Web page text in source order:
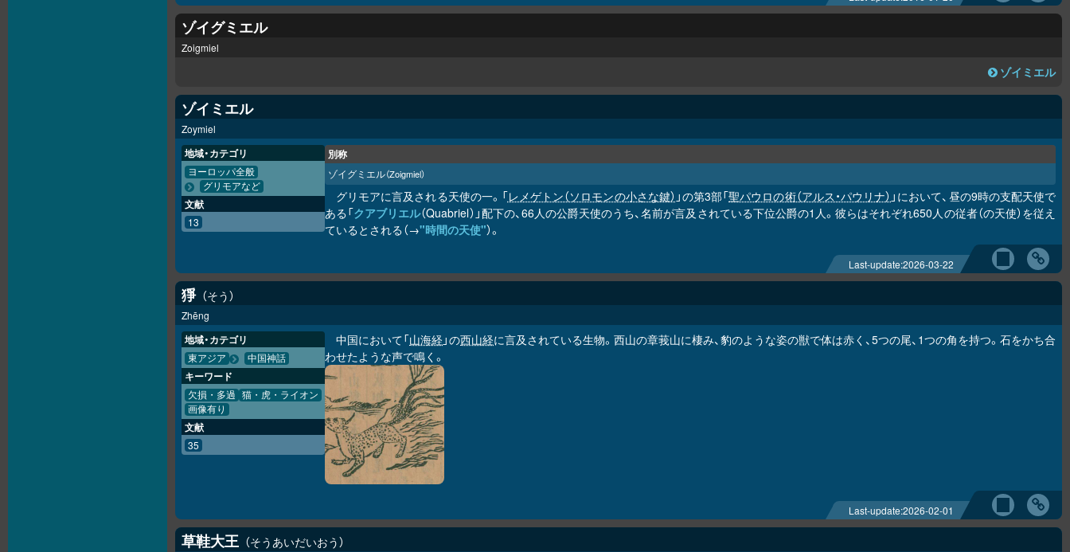
ゾイグミエル
Zoigmiel
ゾイミエル
ゾイミエル
Zoymiel
別称
ゾイグミエル（Zoigmiel）
グリモアに言及される天使の一。「レメゲトン（ソロモンの小さな鍵） 」の第3部「聖パウロの術（アルス・パウリナ） 」において、昼の9時の支配天使で
ある「クアブリエル（Quabriel）」配下の、66人の公爵天使のうち、名前が言及されている下位公爵の1人。彼らはそれぞれ650人の従者（の天使）を従え
ているとされる（→"時間の天使"）。
地域・カテゴリ
ヨーロッパ全般
グリモアなど
文献
13
Last-update:2026-03-22
猙 そう
Zhēng
中国において「山海経 」の西山経に言及されている生物。西山の章莪山に棲み、豹のような姿の獣で体は赤く、5つの尾、1つの角を持つ。石をかち合
わせたような声で鳴く。
地域・カテゴリ
東アジア 中国神話
キーワード
欠損・多過
猫・虎・ライオン
画像有り
文献
35
Last-update:2026-02-01
草鞋大王 そうあいだいおう